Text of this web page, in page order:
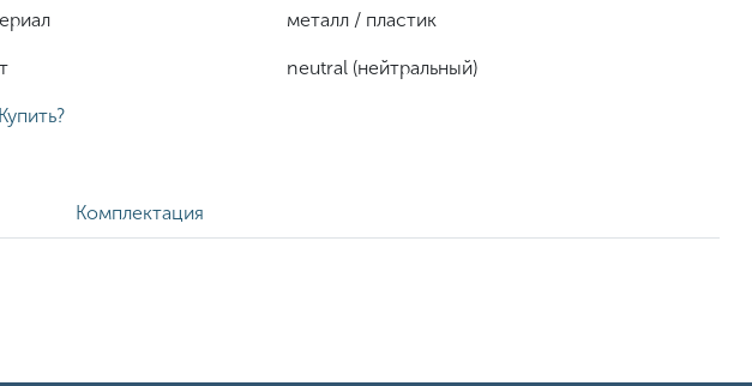
металл / пластик
neutral (нейтральный)
Комплектация